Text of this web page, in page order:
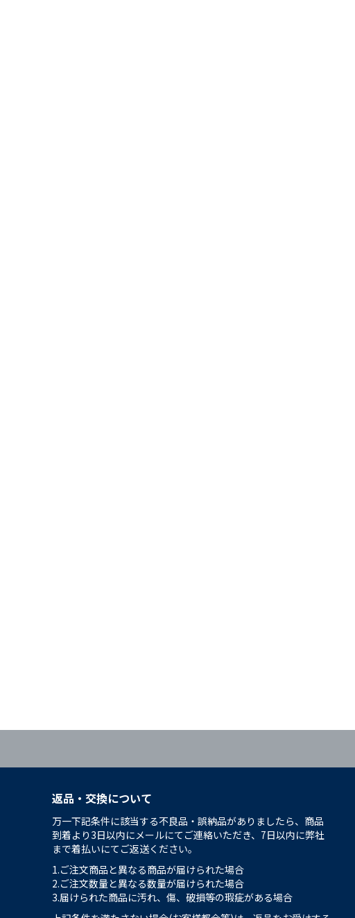
返品・交換について
万一下記条件に該当する不良品・誤納品がありましたら、商品
到着より3日以内にメールにてご連絡いただき、7日以内に弊社
まで着払いにてご返送ください。
1.ご注文商品と異なる商品が届けられた場合
2.ご注文数量と異なる数量が届けられた場合
3.届けられた商品に汚れ、傷、破損等の瑕疵がある場合